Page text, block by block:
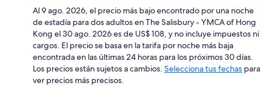
Al 9 ago. 2026, el precio más bajo encontrado por una noche
de estadía para dos adultos en The Salisbury - YMCA of Hong
Kong el 30 ago. 2026 es de US$ 108, y no incluye impuestos ni
cargos. El precio se basa en la tarifa por noche más baja
encontrada en las últimas 24 horas para los próximos 30 días.
Los precios están sujetos a cambios. Selecciona tus fechas para
ver precios más precisos.